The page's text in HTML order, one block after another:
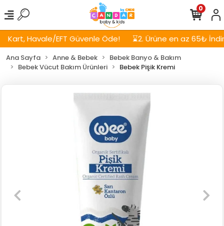
Kart, Havale/EFT Güvenle Öde! ⌛2. Ürüne en az 65₺
0
Ana Sayfa Anne & Bebek
Bebek Banyo & Bakım
Bebek Vücut Bakım Ürünleri
Bebek Pişik Kremi